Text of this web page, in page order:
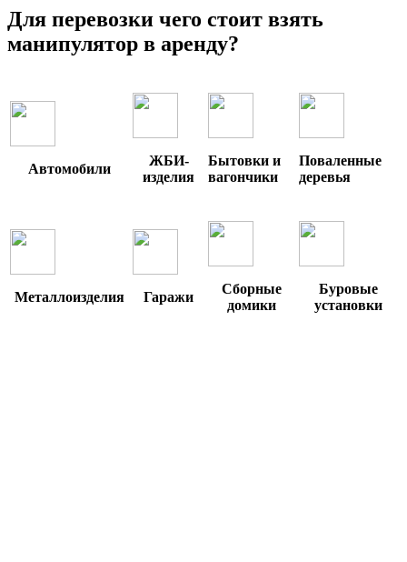
Для перевозки чего стоит взять
манипулятор в аренду?
Автомобили
ЖБИ-
изделия
Бытовки и
вагончики
Поваленные
деревья
Металлоизделия Гаражи
Сборные
домики
Буровые
установки